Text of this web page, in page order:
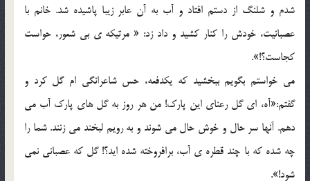
شدم و شلنگ از دستم افتاد و آب به آن عابر زيبا پاشيده شد. خانم با
عصبانيت، خودش را کنار کشيد و داد زد: « مرتيکه ي بي شعور، حواست
کجاست؟!».
مي خواستم بگويم ببخشيد که يکدفعه، حس شاعرانگي ام گل کرد و
گفتم:«آه، اي گل رعناي اين پارک! من هر روز به گل هاي پارک آب مي
دهم. آنها سر حال و خوش حال مي شوند و به رويم لبخند مي زنند. شما را
چه شده که با چند قطره ي آب، برافروخته شده ايد؟! گل که عصباني نمي
شود!».